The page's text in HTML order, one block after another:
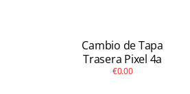
Cambio de Tapa
Trasera Pixel 4a
€0.00